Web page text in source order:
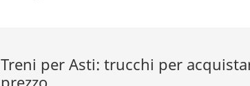
Treni per Asti: trucchi per
prezzo